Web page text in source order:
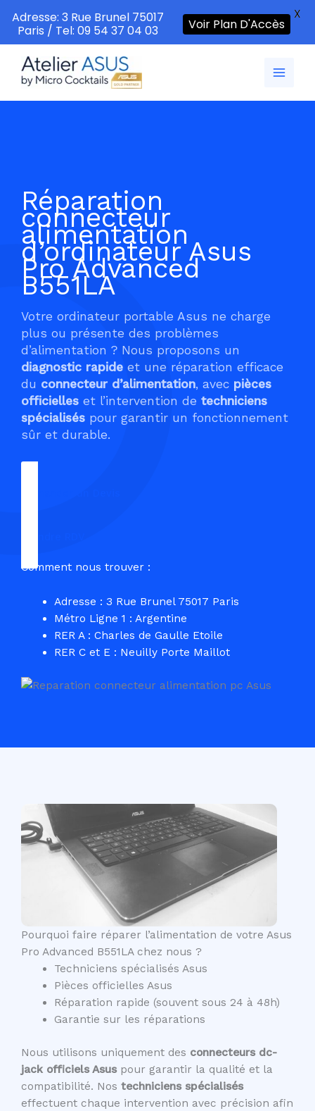
contenu
Réparation
connecteur
alimentation
d’ordinateur Asus
Pro Advanced
B551LA
Votre ordinateur portable Asus ne charge
plus ou présente des problèmes
d’alimentation ? Nous proposons un
diagnostic rapide et une réparation efficace
du connecteur d’alimentation, avec pièces
officielles et l’intervention de techniciens
spécialisés pour garantir un fonctionnement
sûr et durable.
Comment nous trouver :
Adresse : 3 Rue Brunel 75017 Paris
Métro Ligne 1 : Argentine
RER A : Charles de Gaulle Etoile
RER C et E : Neuilly Porte Maillot
Pourquoi faire réparer l’alimentation de votre Asus
Pro Advanced B551LA chez nous ?
Techniciens spécialisés Asus
Pièces officielles Asus
Réparation rapide (souvent sous 24 à 48h)
Garantie sur les réparations
Nous utilisons uniquement des connecteurs dc-
jack officiels Asuspour garantir la qualité et la
compatibilité. Nos techniciens spécialisés
effectuent chaque intervention avec précision afin
Adresse: 3 Rue Brunel 75017
Paris / Tel: 09 54 37 04 03
Voir Plan D'Accès
X